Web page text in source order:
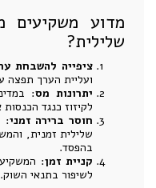
מדוע משקיעים
שלילית?
ציפייה להשבחת
ועליית הערך תפצה
יתרונות מס:
לקיזוז כנגד
חוסר ברירה זמני:
שלילית זמנית,
בהפסד.
קניית זמן:
לשיפור בתנאי השוק.